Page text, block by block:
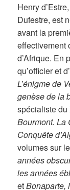
Henry
Dufestre, est
avant la
effectivement
d’Afrique. En
qu’officier et
L’énigme de
genèse de la
spécialiste du
Bourmont. La
Conquête
volumes sur
années
les années
etBonaparte,